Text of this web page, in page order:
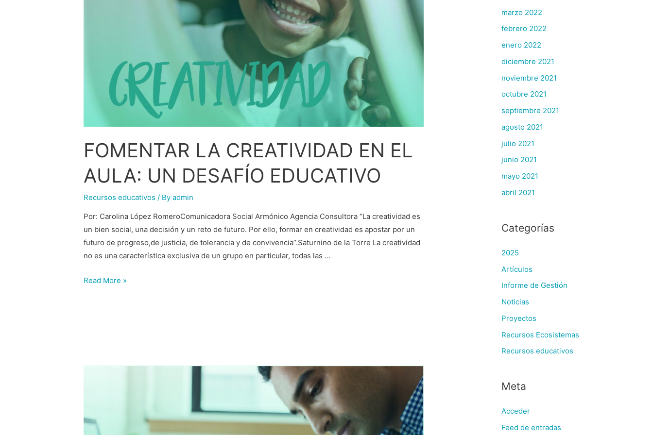
FOMENTAR LA CREATIVIDAD EN EL
AULA: UN DESAFÍO EDUCATIVO
Recursos educativos / Byadmin
Por: Carolina López RomeroComunicadora Social Armónico Agencia Consultora “La creatividad es
un bien social, una decisión y un reto de futuro. Por ello, formar en creatividad es apostar por un
futuro de progreso,de justicia, de tolerancia y de convivencia”.Saturnino de la Torre La creatividad
no es una característica exclusiva de un grupo en particular, todas las …
Read More »
marzo 2022
febrero 2022
enero 2022
diciembre 2021
noviembre 2021
octubre 2021
septiembre 2021
agosto 2021
julio 2021
junio 2021
mayo 2021
abril 2021
Categorías
2025
Artículos
Informe de Gestión
Noticias
Proyectos
Recursos Ecosistemas
Recursos educativos
Meta
Acceder
Feed de entradas